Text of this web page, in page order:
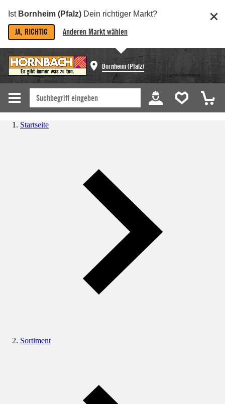
Ist Bornheim (Pfalz) Dein richtiger Markt?
JA, RICHTIG Anderen Markt wählen
Bornheim (Pfalz)
Startseite
Sortiment